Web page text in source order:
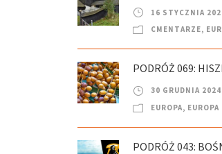
16 STYCZNIA
CMENTARZE,
PODRÓŻ 069:
30 GRUDNIA 2024
EUROPA,
PODRÓŻ 043: